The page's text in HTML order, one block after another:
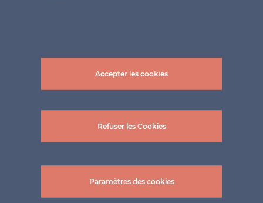
Accepter les cookies
Refuser les Cookies
Paramètres des cookies